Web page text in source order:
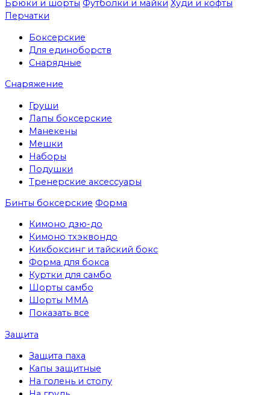
Брюки и шорты Футболки и майки Худи и кофты
Перчатки
Боксерские
Для единоборств
Снарядные
Снаряжение
Груши
Лапы боксерские
Манекены
Мешки
Наборы
Подушки
Тренерские аксессуары
Бинты боксерские Форма
Кимоно дзю-до
Кимоно тхэквондо
Кикбоксинг и тайский бокс
Форма для бокса
Куртки для самбо
Шорты самбо
Шорты MMA
Показать все
Защита
Защита паха
Капы защитные
На голень и стопу